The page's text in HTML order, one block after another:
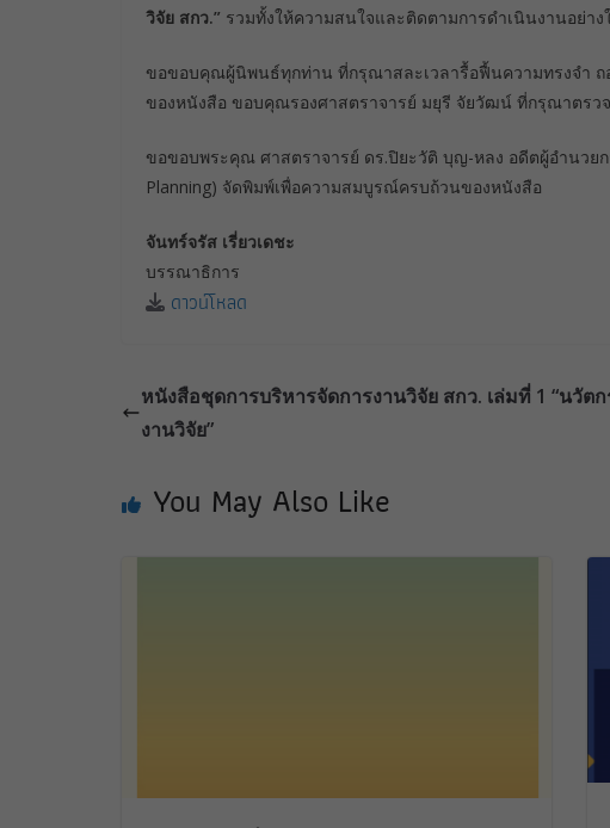
วิจัย สกว.” รวมทั้งให้ความสนใจและติดตามการดำเนินงานอย่าง
ขอขอบคุณผู้นิพนธ์ทุกท่าน ที่กรุณาสละเวลารื้อฟื้นความทรงจำ ถ
ของหนังสือ ขอบคุณรองศาสตราจารย์ มยุรี จัยวัฒน์ ที่กรุณาตร
ขอขอบพระคุณ ศาสตราจารย์ ดร.ปิยะวัติ บุญ-หลง อดีตผู้อำนวย
Planning) จัดพิมพ์เพื่อความสมบูรณ์ครบถ้วนของหนังสือ
จันทร์จรัส เรี่ยวเดชะ
บรรณาธิการ
ดาวน์โหลด
หนังสือชุดการบริหารจัดการงานวิจัย สกว. เล่มที่ 1 “นวัต
งานวิจัย”
You May Also Like